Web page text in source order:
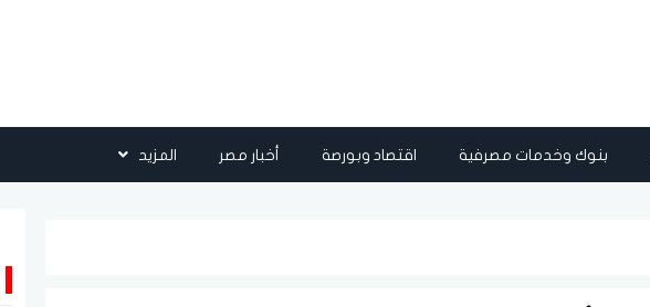
بنوك وخدمات مصرفية اقتصاد وبورصة أخبار مصر المزيد